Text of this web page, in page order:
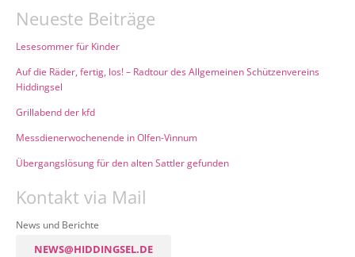
Neueste Beiträge
Lesesommer für Kinder
Auf die Räder, fertig, los! – Radtour des Allgemeinen Schützenvereins
Hiddingsel
Grillabend der kfd
Messdienerwochenende in Olfen-Vinnum
Übergangslösung für den alten Sattler gefunden
Kontakt via Mail
News und Berichte
NEWS@HIDDINGSEL.DE